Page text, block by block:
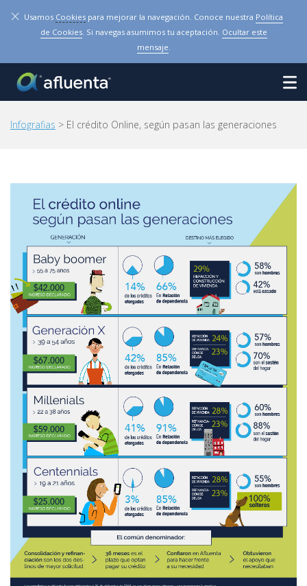
× Usamos Cookies para mejorar la navegación. Conoce nuestra Política
de Cookies. Si navegas asumimos tu aceptación. Ocultar este
mensaje.
Infografias > El crédito Online, según pasan las generaciones